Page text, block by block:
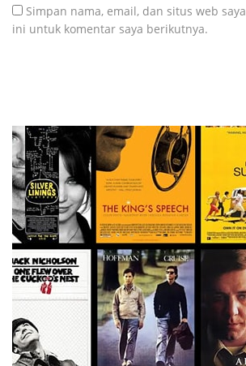
Simpan nama, email, dan situs web
ini untuk komentar saya berikutnya.